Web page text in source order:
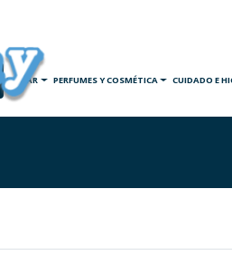
HOGAR PERFUMES Y COSMÉTICA CUIDADO E